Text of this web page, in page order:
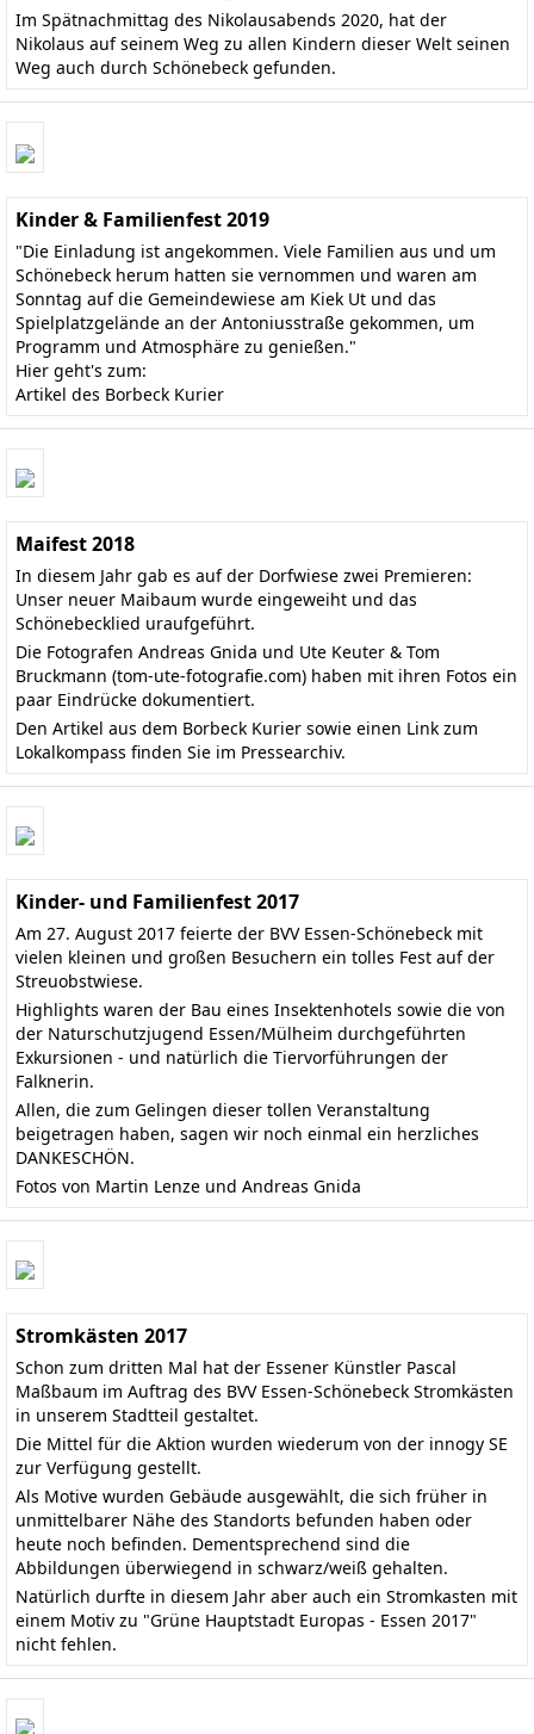
Im Spätnachmittag des Nikolausabends 2020, hat der
Nikolaus auf seinem Weg zu allen Kindern dieser Welt seinen
Weg auch durch Schönebeck gefunden.
Kinder & Familienfest 2019
"Die Einladung ist angekommen. Viele Familien aus und um
Schönebeck herum hatten sie vernommen und waren am
Sonntag auf die Gemeindewiese am Kiek Ut und das
Spielplatzgelände an der Antoniusstraße gekommen, um
Programm und Atmosphäre zu genießen."
Hier geht's zum:
Artikel des Borbeck Kurier
Maifest 2018
In diesem Jahr gab es auf der Dorfwiese zwei Premieren:
Unser neuer Maibaum wurde eingeweiht und das
Schönebecklied uraufgeführt.
Die Fotografen Andreas Gnida und Ute Keuter & Tom
Bruckmann (tom-ute-fotografie.com) haben mit ihren Fotos ein
paar Eindrücke dokumentiert.
Den Artikel aus dem Borbeck Kurier sowie einen Link zum
Lokalkompass finden Sie im Pressearchiv.
Kinder- und Familienfest 2017
Am 27. August 2017 feierte der BVV Essen-Schönebeck mit
vielen kleinen und großen Besuchern ein tolles Fest auf der
Streuobstwiese.
Highlights waren der Bau eines Insektenhotels sowie die von
der Naturschutzjugend Essen/Mülheim durchgeführten
Exkursionen - und natürlich die Tiervorführungen der
Falknerin.
Allen, die zum Gelingen dieser tollen Veranstaltung
beigetragen haben, sagen wir noch einmal ein herzliches
DANKESCHÖN.
Fotos von Martin Lenze und Andreas Gnida
Stromkästen 2017
Schon zum dritten Mal hat der Essener Künstler Pascal
Maßbaum im Auftrag des BVV Essen-Schönebeck Stromkästen
in unserem Stadtteil gestaltet.
Die Mittel für die Aktion wurden wiederum von der innogy SE
zur Verfügung gestellt.
Als Motive wurden Gebäude ausgewählt, die sich früher in
unmittelbarer Nähe des Standorts befunden haben oder
heute noch befinden. Dementsprechend sind die
Abbildungen überwiegend in schwarz/weiß gehalten.
Natürlich durfte in diesem Jahr aber auch ein Stromkasten mit
einem Motiv zu "Grüne Hauptstadt Europas - Essen 2017"
nicht fehlen.